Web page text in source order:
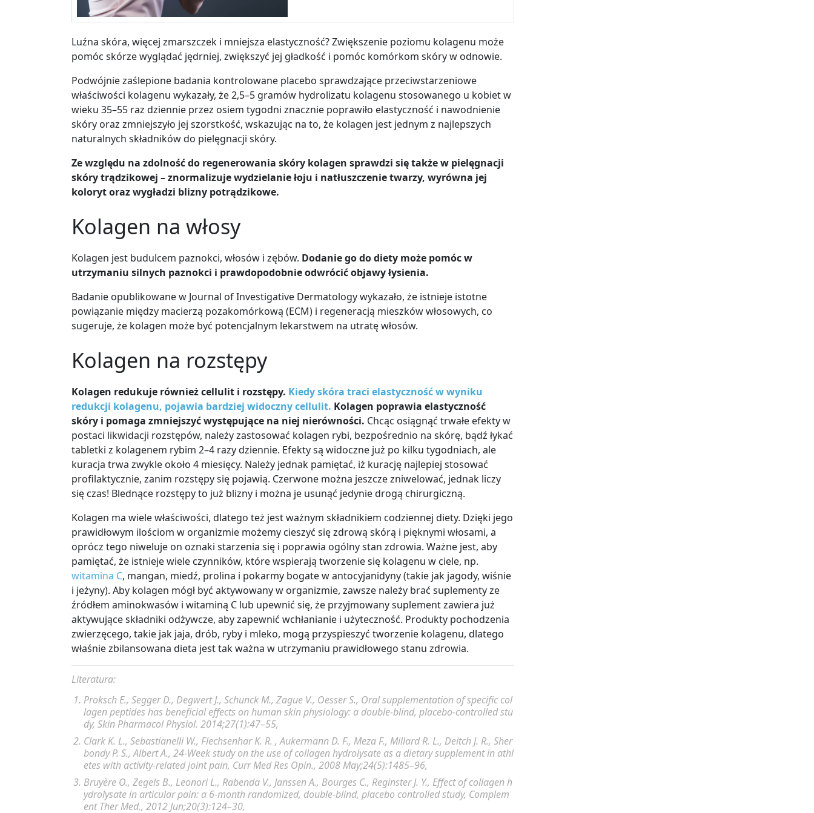
Luźna skóra, więcej zmarszczek i mniejsza elastyczność? Zwiększenie poziomu kolagenu może
pomóc skórze wyglądać jędrniej, zwiększyć jej gładkość i pomóc komórkom skóry w odnowie.
Podwójnie zaślepione badania kontrolowane placebo sprawdzające przeciwstarzeniowe
właściwości kolagenu wykazały, że 2,5–5 gramów hydrolizatu kolagenu stosowanego u kobiet w
wieku 35–55 raz dziennie przez osiem tygodni znacznie poprawiło elastyczność i nawodnienie
skóry oraz zmniejszyło jej szorstkość, wskazując na to, że kolagen jest jednym z najlepszych
naturalnych składników do pielęgnacji skóry.
Ze względu na zdolność do regenerowania skóry kolagen sprawdzi się także w pielęgnacji
skóry trądzikowej –znormalizuje wydzielaniełoju i natłuszczenie twarzy, wyrówna jej
koloryt oraz wygładzi blizny potrądzikowe.
Kolagen na włosy
Kolagen jest budulcem paznokci, włosów i zębów. Dodanie go do diety może pomóc w
utrzymaniu silnych paznokci i prawdopodobnie odwrócić objawy łysienia.
Badanie opublikowane w Journal of Investigative Dermatology wykazało, że istnieje istotne
powiązanie między macierzą pozakomórkową (ECM) i regeneracją mieszków włosowych, co
sugeruje, że kolagen może być potencjalnym lekarstwem na utratę włosów.
Kolagen na rozstępy
Kolagen redukuje również cellulit i rozstępy. Kiedy skóra traci elastyczność w wyniku
redukcji kolagenu, pojawia bardziej widoczny cellulit. Kolagen poprawia elastyczność
skóry i pomaga zmniejszyć występujące na niej nierówności. Chcąc osiągnąć trwałe efekty w
postaci likwidacji rozstępów, należy zastosować kolagen rybi, bezpośrednio na skórę, bądź łykać
tabletki z kolagenem rybim 2–4 razy dziennie. Efekty są widoczne już po kilku tygodniach, ale
kuracja trwa zwykle około 4 miesięcy. Należy jednak pamiętać, iż kurację najlepiej stosować
profilaktycznie, zanim rozstępy się pojawią. Czerwone można jeszcze zniwelować, jednak liczy
się czas! Blednące rozstępy to już blizny i można je usunąć jedynie drogą chirurgiczną.
Kolagen ma wiele właściwości, dlatego też jest ważnym składnikiem codziennej diety. Dzięki jego
prawidłowym ilościom w organizmie możemy cieszyć się zdrową skórą i pięknymi włosami, a
oprócz tego niweluje on oznaki starzenia się i poprawia ogólny stan zdrowia. Ważne jest, aby
pamiętać, że istnieje wiele czynników, które wspierają tworzenie się kolagenu w ciele, np.
witamina C, mangan, miedź, prolina i pokarmy bogate w antocyjanidyny (takie jak jagody, wiśnie
i jeżyny). Aby kolagen mógł być aktywowany w organizmie, zawsze należy brać suplementy ze
źródłem aminokwasów i witaminą C lub upewnić się, że przyjmowany suplement zawiera już
aktywujące składniki odżywcze, aby zapewnić wchłanianie i użyteczność. Produkty pochodzenia
zwierzęcego, takie jak jaja, drób, ryby i mleko, mogą przyspieszyć tworzenie kolagenu, dlatego
właśnie zbilansowana dieta jest tak ważna w utrzymaniu prawidłowego stanu zdrowia.
Literatura:
Proksch E., Segger D., Degwert J., Schunck M., Zague V., Oesser S., Oral supplementation of specific col
lagen peptides has beneficial effects on human skin physiology: a double-blind, placebo-controlled stu
dy, Skin Pharmacol Physiol. 2014;27(1):47–55,
Clark K. L., Sebastianelli W., Flechsenhar K. R. ,Aukermann D. F., Meza F., Millard R. L., Deitch J. R., Sher
bondy P. S.,Albert A., 24-Week study on the use of collagen hydrolysate as a dietary supplement in athl
etes with activity-related joint pain, Curr Med Res Opin., 2008 May;24(5):1485–96,
Bruyère O., Zegels B., Leonori L., Rabenda V., Janssen A., Bourges C., Reginster J. Y., Effect of collagen h
ydrolysate in articular pain: a 6-month randomized, double-blind, placebo controlled study, Complem
ent Ther Med., 2012 Jun;20(3):124–30,